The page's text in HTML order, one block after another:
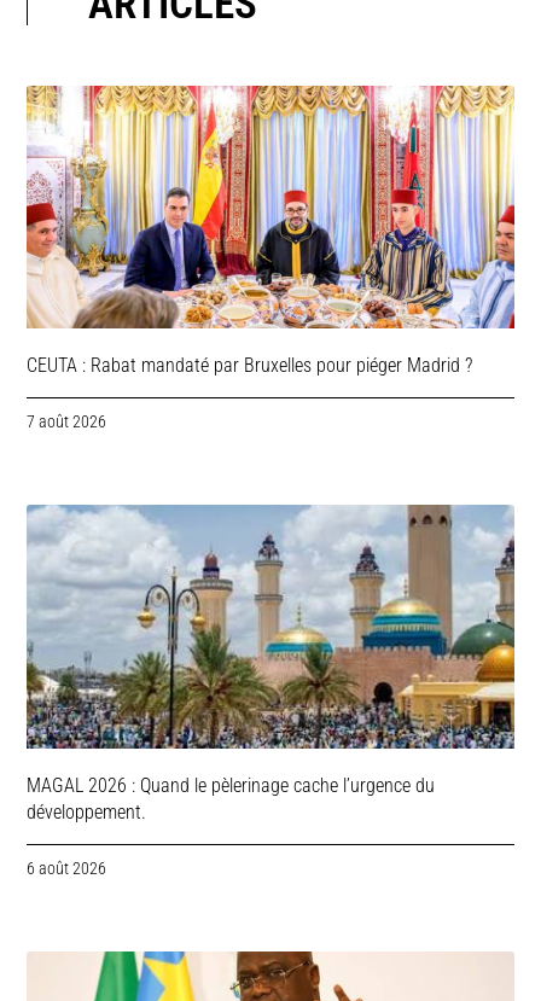
CEUTA : Rabat mandaté par Bruxelles pour piéger Madrid ?
7 août 2026
MAGAL 2026 : Quand le pèlerinage cache l’urgence du
développement.
6 août 2026